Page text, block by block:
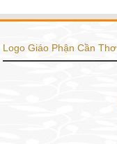
Logo Giáo Phận Cần Thơ